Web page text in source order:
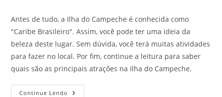
Antes de tudo, a Ilha do Campeche é conhecida como
"Caribe Brasileiro". Assim, você pode ter uma ideia da
beleza deste lugar. Sem dúvida, você terá muitas atividades
para fazer no local. Por fim, continue a leitura para saber
quais são as principais atrações na Ilha do Campeche.
Continue Lendo Veja